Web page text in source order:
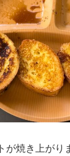
が焼き上がり